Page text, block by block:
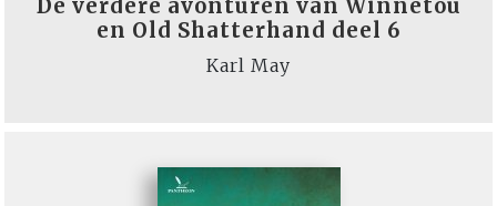
De verdere avonturen van Winnetou
en Old Shatterhand deel 6
Karl May